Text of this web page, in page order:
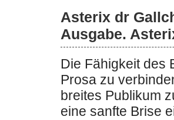
Asterix dr
Ausgabe.
Die Fähigkeit des
Prosa zu
breites Publikum
eine sanfte Brise